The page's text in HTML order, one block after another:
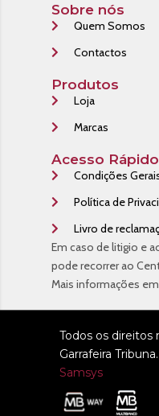
Sobre nós
Quem Somos
Contactos
Produtos
Loja
Marcas
Acesso Rápido
Condições
Política de
Livro de
Em caso de litigio e
pode recorrer ao
Mais informações em
Todos os direitos
Garrafeira
Samsys